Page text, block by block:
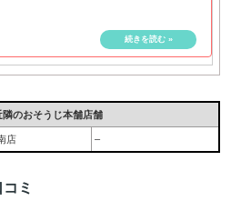
隣のおそうじ本舗店舗
店 –
ミ